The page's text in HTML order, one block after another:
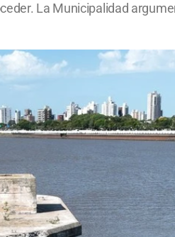
La Municipalidad